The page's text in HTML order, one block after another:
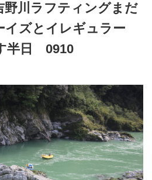
野川ラフティングまだ
ズとイレギュラー
半日 0910